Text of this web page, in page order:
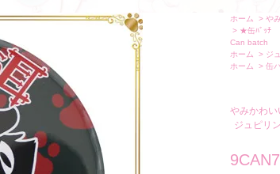
ホーム > や
> ★缶ﾊﾞｯﾁ
Can batch
ホーム
> ジ
ホーム
> 缶
やみかわい
ジュピリ